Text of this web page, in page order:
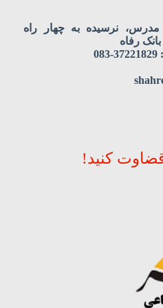
مدرس، نرسیده به چهار راه
رفاه
کنید!